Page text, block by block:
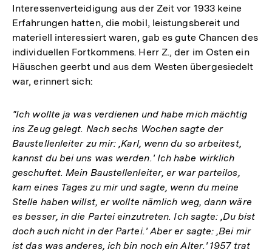
Interessenverteidigung aus der Zeit vor 1933 keine
Erfahrungen hatten, die mobil, leistungsbereit und
materiell interessiert waren, gab es gute Chancen des
individuellen Fortkommens. Herr Z., der im Osten ein
Häuschen geerbt und aus dem Westen übergesiedelt
war, erinnert sich:
"Ich wollte ja was verdienen und habe mich mächtig
ins Zeug gelegt. Nach sechs Wochen sagte der
Baustellenleiter zu mir: ,Karl, wenn du so arbeitest,
kannst du bei uns was werden.' Ich habe wirklich
geschuftet. Mein Baustellenleiter, er war parteilos,
kam eines Tages zu mir und sagte, wenn du meine
Stelle haben willst, er wollte nämlich weg, dann wäre
es besser, in die Partei einzutreten. Ich sagte: ,Du bist
doch auch nicht in der Partei.' Aber er sagte: ,Bei mir
ist das was anderes, ich bin noch ein Alter.' 1957 trat